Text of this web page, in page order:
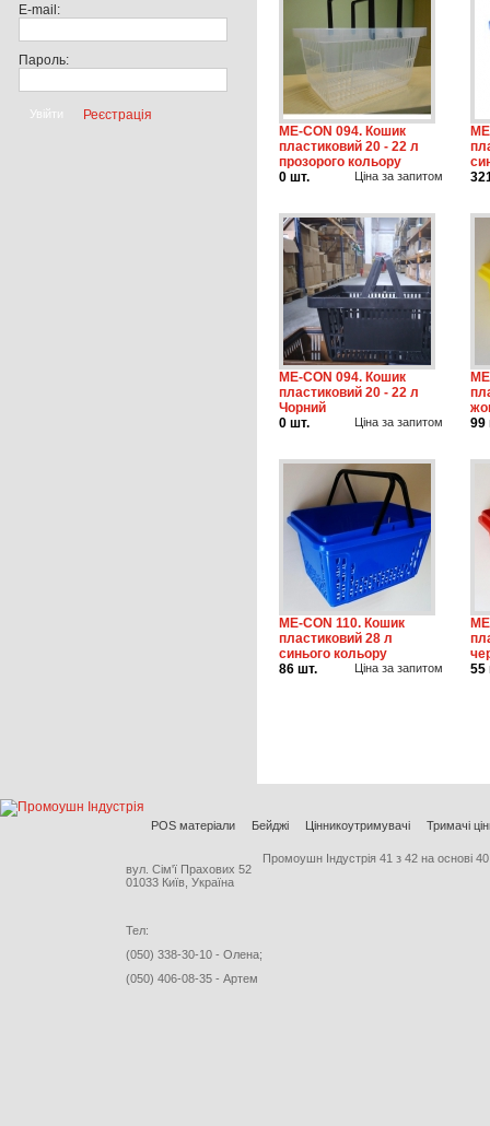
E-mail:
Пароль:
Реєстрація
ME-CON 094. Кошик
пластиковий 20 - 22 л
прозорого кольору
0 шт.
Ціна за запитом
ME-CON 094. Кошик
пластиковий 20 - 22 л
Чорний
0 шт.
Ціна за запитом
99
ME-CON 110. Кошик
пластиковий 28 л
синього кольору
86 шт.
Ціна за запитом
55
POS матеріали Бейджі Цінникоутримувачі Тримачі
вул. Сім'ї Прахових 52
01033 Київ, Україна
Тел:
(050) 338-30-10 - Олена;
(050) 406-08-35 - Артем
Промоушн Індустрія 41 з 42 на основі 40